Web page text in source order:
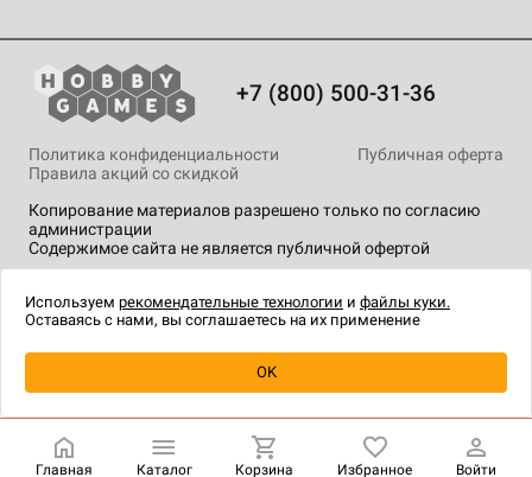
Уведомить о наличии
+7 (800) 500-31-36
Копирование материалов разрешено только по согласию
администрации
Содержимое сайта не является публичной офертой
Политика конфиденциальности
Публичная оферта
Правила акций со скидкой
технологии.
Главная Каталог Корзина Избранное Войти
Используем рекомендательные технологии и файлы куки.
Оставаясь с нами, вы соглашаетесь на их применение
OK